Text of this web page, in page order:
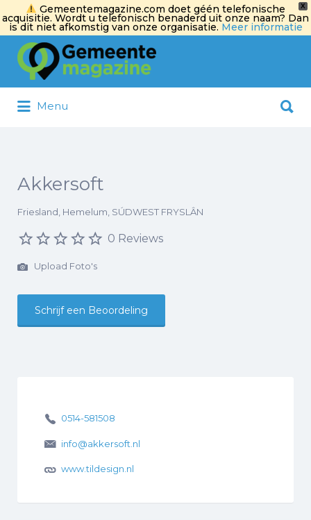
X
Gemeentemagazine.com doet géén telefonische
acquisitie. Wordt u telefonisch benaderd uit onze naam? Dan
is dit niet afkomstig van onze organisatie. Meer informatie
Zoek
naar:
Menu
naar:
Akkersoft
Friesland, Hemelum, SÚDWEST FRYSLÂN
0 Reviews
Upload Foto's
Schrijf een Beoordeling
0514-581508
info@akkersoft.nl
www.tildesign.nl